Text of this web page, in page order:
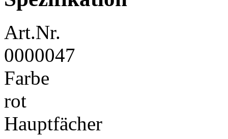
Art.Nr.
0000047
Farbe
rot
Hauptfächer